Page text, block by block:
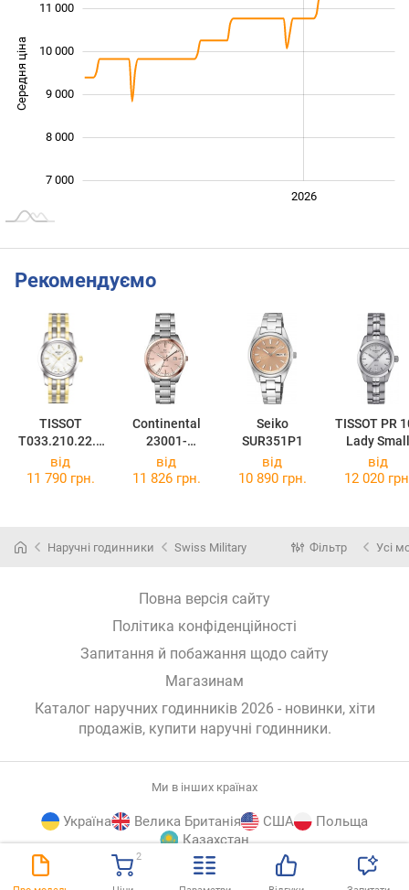
2
Середня ціна
7 000
8 000
9 000
10 000
11 000
2026
Рекомендуємо
TISSOT
T033.210.22.1
11.00
Continental
23001-
LD801770
Seiko
SUR351P1
TISSOT PR
Lady Small
31.00
від
11 790 грн.
від
11 826 грн.
від
10 890 грн.
від
12 020
Наручні годинники Swiss Military Фільтр Усі
Повна версія сайту
Політика конфіденційності
Запитання й побажання щодо сайту
Магазинам
Каталог наручних годинників 2026 - новинки, хіти
продажів, купити наручні годинники.
Ми в інших країнах
Україна Велика Британія США
Польща
Казахстан